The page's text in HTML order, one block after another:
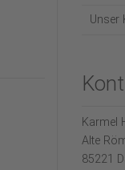
Unser
Karmel
Alte
85221